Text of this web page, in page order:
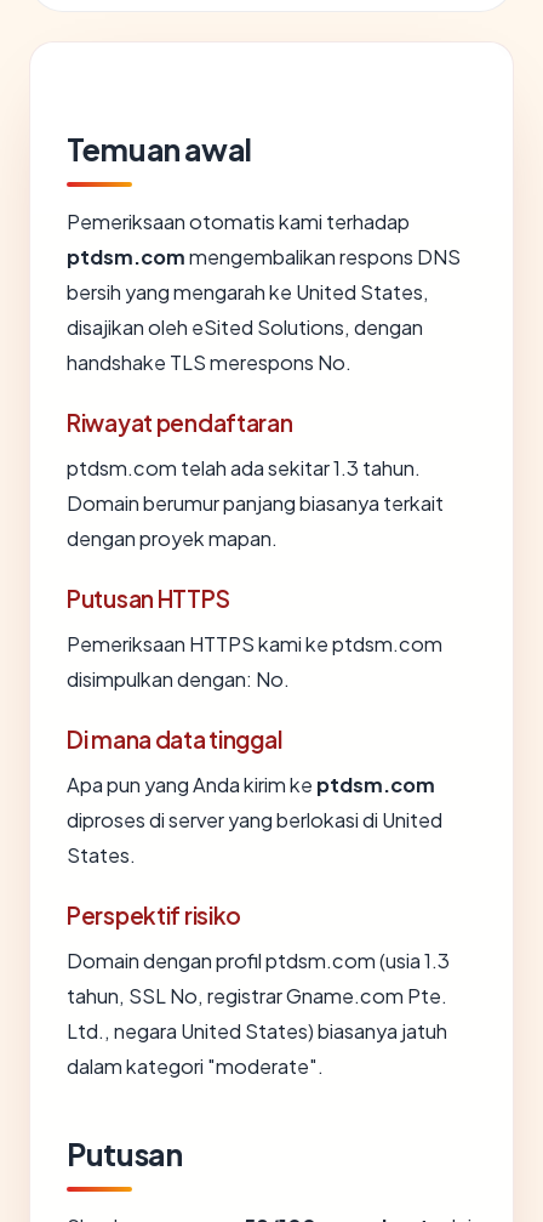
Temuan awal
Pemeriksaan otomatis kami terhadap
ptdsm.commengembalikan respons DNS
bersih yang mengarah ke United States,
disajikan oleh eSited Solutions, dengan
handshake TLS merespons No.
Riwayat pendaftaran
ptdsm.com telah ada sekitar 1.3 tahun.
Domain berumur panjang biasanya terkait
dengan proyek mapan.
Putusan HTTPS
Pemeriksaan HTTPS kami ke ptdsm.com
disimpulkan dengan: No.
Di mana data tinggal
Apa pun yang Anda kirim ke ptdsm.com
diproses di server yang berlokasi di United
States.
Perspektif risiko
Domain dengan profil ptdsm.com (usia 1.3
tahun, SSL No, registrar Gname.com Pte.
Ltd., negara United States) biasanya jatuh
dalam kategori "moderate".
Putusan